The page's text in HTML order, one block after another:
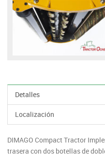
Detalles
Localización
DIMAGO Compact Tractor
trasera con dos botellas de